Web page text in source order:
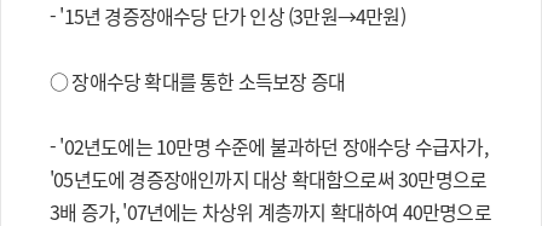
- '15년 경증장애수당 단가 인상 (3만원→4만원)
○ 장애수당 확대를 통한 소득보장 증대
- '02년도에는 10만명 수준에 불과하던 장애수당 수급자가,
'05년도에 경증장애인까지 대상 확대함으로써 30만명으로
3배 증가, '07년에는 차상위 계층까지 확대하여 40만명으로